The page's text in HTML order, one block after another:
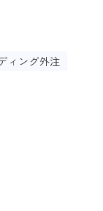
ィング外注